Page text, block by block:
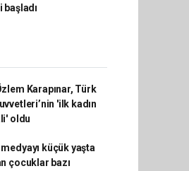
başladı
Karapınar, Türk
'ilk kadın
oldu
küçük yaşta
çocuklar bazı